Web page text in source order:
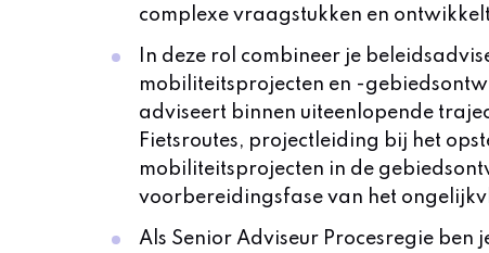
complexe vraagstukken en
In deze rol combineer je
mobiliteitsprojecten en -
adviseert binnen uiteenlopende
Fietsroutes, projectleiding bij het
mobiliteitsprojecten in de
voorbereidingsfase van het
Als Senior Adviseur Procesregie ben